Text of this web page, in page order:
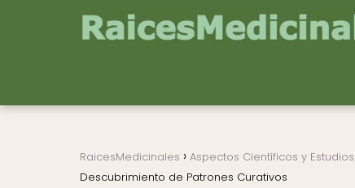
RaicesMedicinales Aspectos Científicos y Estudios
Descubrimiento de Patrones Curativos